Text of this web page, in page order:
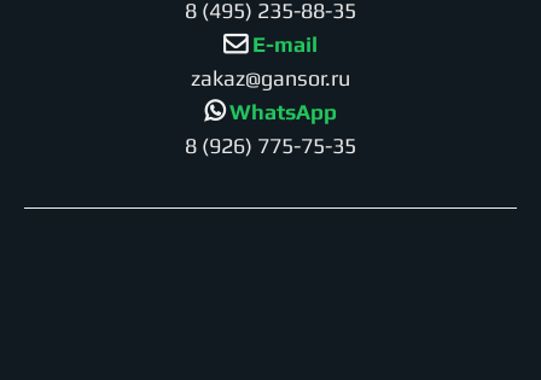
8 (495) 235-88-35
E-mail
zakaz@gansor.ru
WhatsApp
8 (926) 775-75-35